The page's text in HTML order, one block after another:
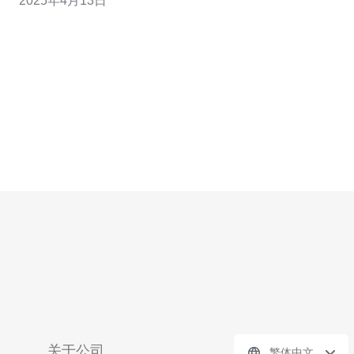
SSR）。 首先，您需要在香港购买一个CN2服务器。CN2
关于公司